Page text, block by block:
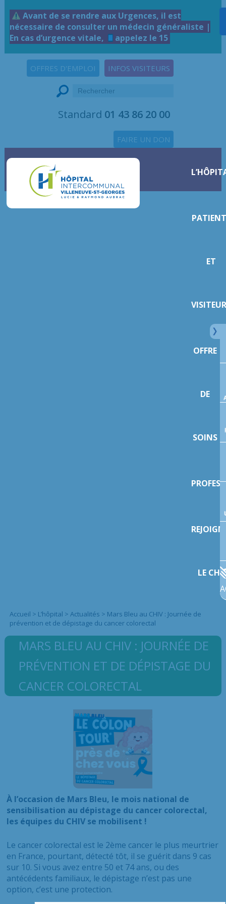
Avant de se rendre aux Urgences, il est
nécessaire de consulter un médecin généraliste |
En cas d’urgence vitale,
appelez le 15
INFOS VISITEURS
OFFRES D'EMPLOI
Standard 01 43 86 20 00
FAIRE UN DON
ET
OFFRE
DE
SOINS
LE
Accueil > L’hôpital > Actualités > Mars Bleu au CHIV : Journée de
prévention et de dépistage du cancer colorectal
MARS BLEU AU CHIV : JOURNÉE DE
PRÉVENTION ET DE DÉPISTAGE DU
CANCER COLORECTAL
À l’occasion de Mars Bleu, le mois national de
sensibilisation au dépistage du cancer colorectal,
les équipes du CHIV se mobilisent !
Le cancer colorectal est le 2ème cancer le plus meurtrier
en France, pourtant, détecté tôt, il se guérit dans 9 cas
sur 10. Si vous avez entre 50 et 74 ans, ou des
antécédents familiaux, le dépistage n’est pas une
option, c’est une protection.